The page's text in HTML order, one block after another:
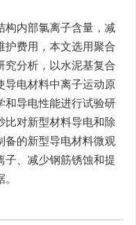
构内部氯离子含量，减
护费用，本文选用聚合
究分析，以水泥基复合
导电材料中离子运动原
和导电性能进行试验研
比对新型材料导电和除
备的新型导电材料微观
子、减少钢筋锈蚀和提